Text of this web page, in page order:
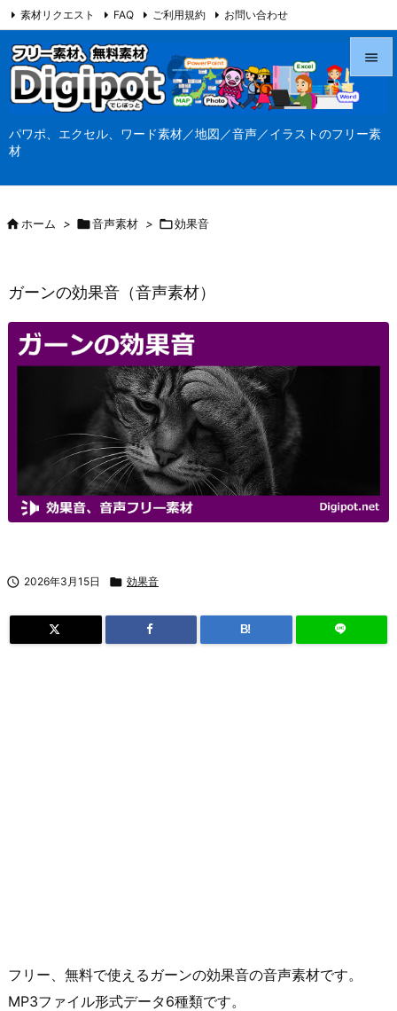
パワポ、エクセル、ワード素材／地図／音声／イラストのフリー素
材



素材リクエスト FAQ ご利用規約 お問い合わせ
当サイト（Digipot.net）について
ホーム > 音声素材 > 効果音
ガーンの効果音（音声素材）
 2026年3月15日  効果音
B!
フリー、無料で使えるガーンの効果音の音声素材です。
MP3ファイル形式データ6種類です。